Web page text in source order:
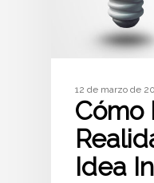
12 de marzo de
Cómo
Idea